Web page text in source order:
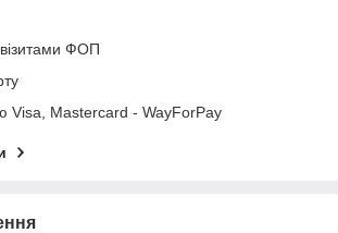
ФОП
Visa, Mastercard - WayForPay